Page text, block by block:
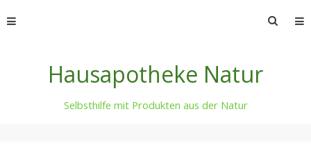
to
Hausapotheke Natur
Selbsthilfe mit Produkten aus der Natur